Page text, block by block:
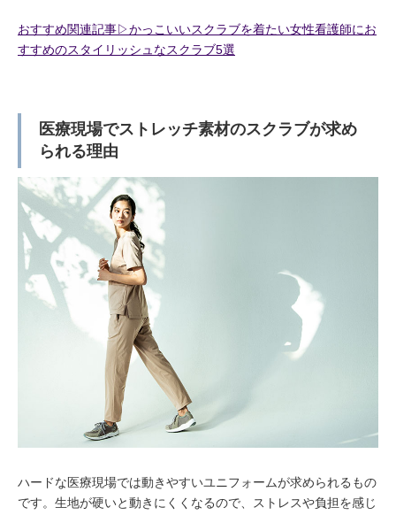
おすすめ関連記事▷かっこいいスクラブを着たい女性看護師にお
すすめのスタイリッシュなスクラブ5選
医療現場でストレッチ素材のスクラブが求め
られる理由
ハードな医療現場では動きやすいユニフォームが求められるもの
です。生地が硬いと動きにくくなるので、ストレスや負担を感じ